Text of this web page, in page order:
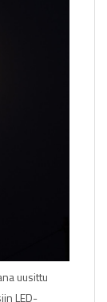
uusittu
LED-